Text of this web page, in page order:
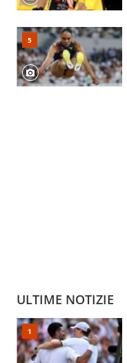
ULTIME NOTIZIE